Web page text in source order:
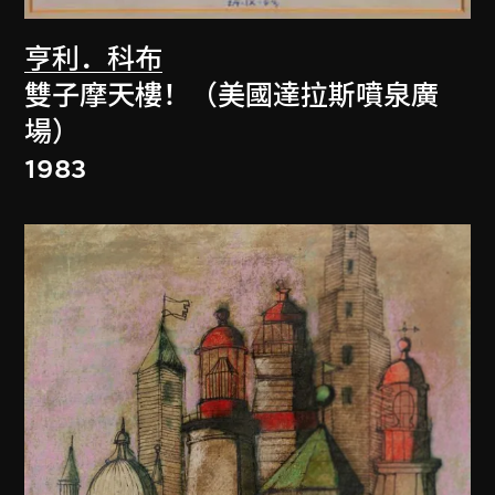
亨利．科布
雙子摩天樓！（美國達拉斯噴泉廣
場）
1983